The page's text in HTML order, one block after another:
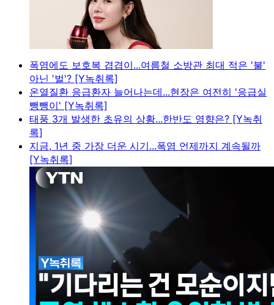
폭염에도 보호복 겹겹이...여름철 소방관 최대 적은 '불'
아닌 '벌'? [Y녹취록]
온열질환 응급환자 늘어나는데...현장은 여전히 '응급실
뺑뺑이' [Y녹취록]
태풍 3개 발생한 초유의 상황...한반도 영향은? [Y녹취
록]
지금, 1년 중 가장 더운 시기...폭염 언제까지 계속될까
[Y녹취록]